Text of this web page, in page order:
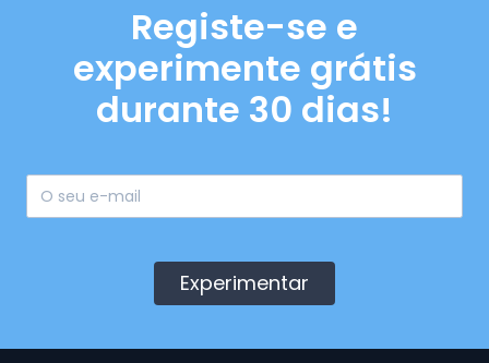
Registe-se e
experimente grátis
durante 30 dias!
Experimentar